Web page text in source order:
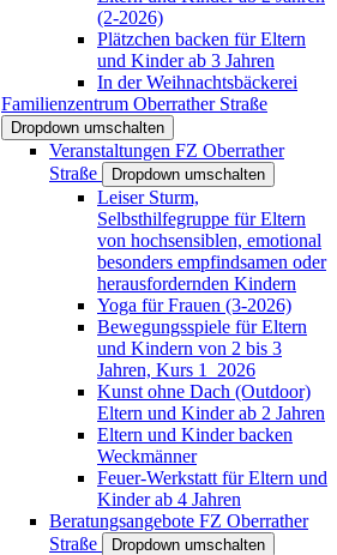
(2-2026)
Plätzchen backen für Eltern
und Kinder ab 3 Jahren
In der Weihnachtsbäckerei
Familienzentrum Oberrather Straße
Dropdown umschalten
Veranstaltungen FZ Oberrather
Straße
Dropdown umschalten
Leiser Sturm,
Selbsthilfegruppe für Eltern
von hochsensiblen, emotional
besonders empfindsamen oder
herausfordernden Kindern
Yoga für Frauen (3-2026)
Bewegungsspiele für Eltern
und Kindern von 2 bis 3
Jahren, Kurs 1_2026
Kunst ohne Dach (Outdoor)
Eltern und Kinder ab 2 Jahren
Eltern und Kinder backen
Weckmänner
Feuer-Werkstatt für Eltern und
Kinder ab 4 Jahren
Beratungsangebote FZ Oberrather
Straße
Dropdown umschalten